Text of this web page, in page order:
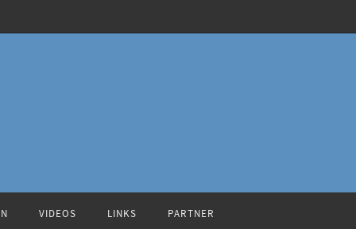
VIDEOS LINKS PARTNER